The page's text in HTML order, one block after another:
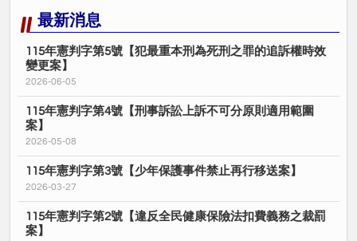
最新消息
115年憲判字第5號【犯最重本刑為死刑之罪的追訴權時效
變更案】
2026-06-05
115年憲判字第4號【刑事訴訟上訴不可分原則適用範圍
案】
2026-05-08
115年憲判字第3號【少年保護事件禁止再行移送案】
2026-03-27
115年憲判字第2號【違反全民健康保險法扣費義務之裁罰
案】